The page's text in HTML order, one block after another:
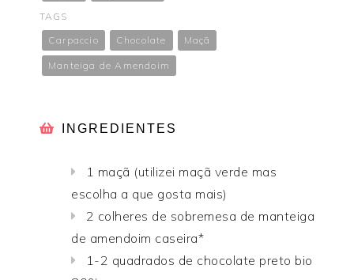
TAGS
Carpaccio
Chocolate Maçã
Manteiga de Amendoim
INGREDIENTES
1 maçã (utilizei maçã verde mas
escolha a que gosta mais)
2 colheres de sobremesa de manteiga
de amendoim caseira*
1-2 quadrados de chocolate preto bio